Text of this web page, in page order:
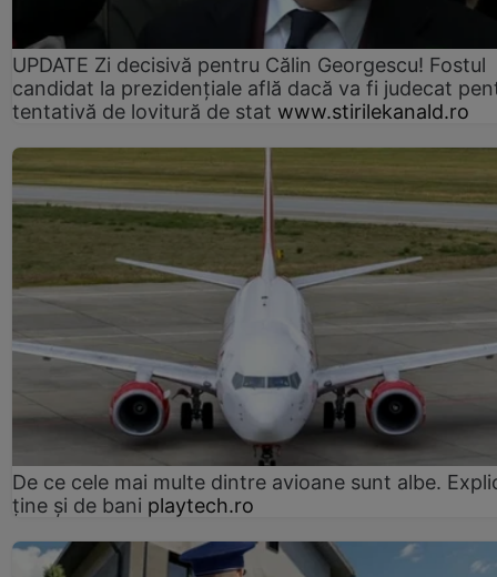
UPDATE Zi decisivă pentru Călin Georgescu! Fostul
candidat la prezidențiale află dacă va fi judecat
tentativă de lovitură de stat www.stirilekanald.ro
De ce cele mai multe dintre avioane sunt albe.
ține și de bani playtech.ro